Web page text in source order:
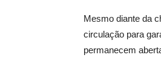
Mesmo diante da
circulação para
permanecem